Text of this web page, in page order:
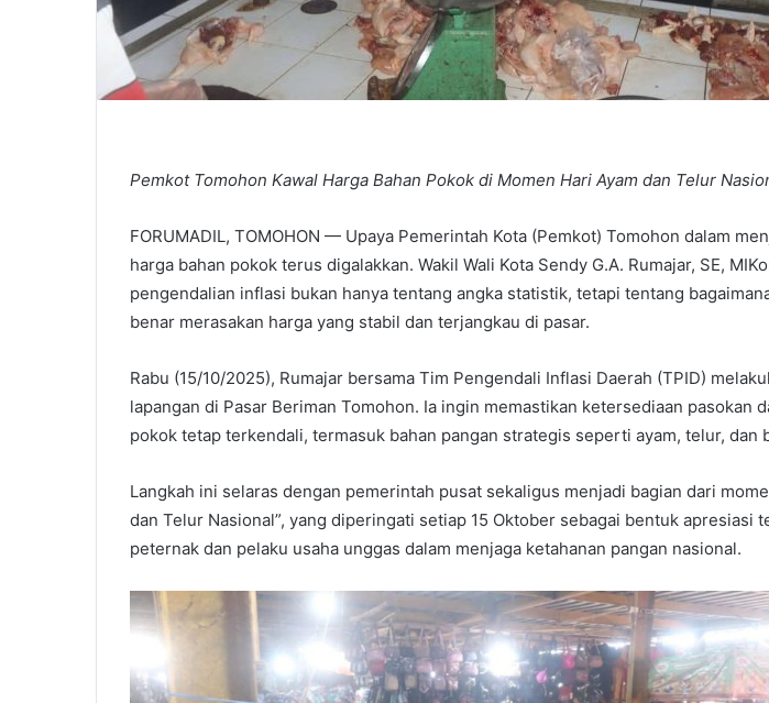
Pemkot Tomohon Kawal Harga Bahan Pokok di Momen Hari Ayam dan Telur
FORUMADIL, TOMOHON — Upaya Pemerintah Kota (Pemkot) Tomohon dalam
harga bahan pokok terus digalakkan. Wakil Wali Kota Sendy G.A. Rumajar, SE,
pengendalian inflasi bukan hanya tentang angka statistik, tetapi tentang
benar merasakan harga yang stabil dan terjangkau di pasar.
Rabu (15/10/2025), Rumajar bersama Tim Pengendali Inflasi Daerah (TPID)
lapangan di Pasar Beriman Tomohon. Ia ingin memastikan ketersediaan pasokan
pokok tetap terkendali, termasuk bahan pangan strategis seperti ayam, telur, dan
Langkah ini selaras dengan pemerintah pusat sekaligus menjadi bagian dari
dan Telur Nasional”, yang diperingati setiap 15 Oktober sebagai bentuk apresiasi
peternak dan pelaku usaha unggas dalam menjaga ketahanan pangan nasional.